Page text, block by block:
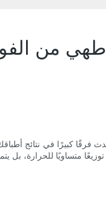
من
فرقًا كبيرًا في نتائج
متساويًا للحرارة، بل